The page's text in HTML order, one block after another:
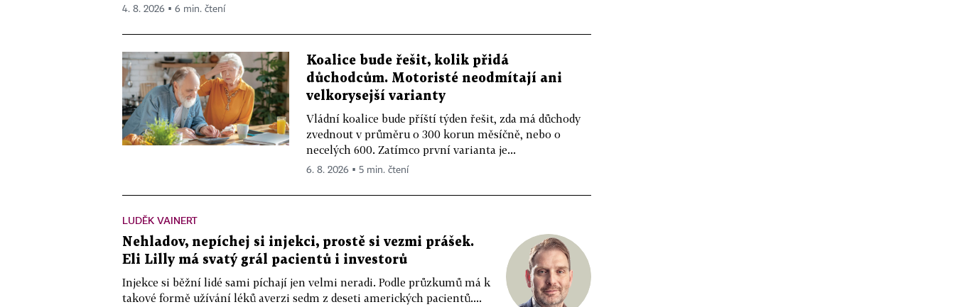
4. 8. 2026 ▪ 6 min. čtení
Koalice bude řešit, kolik přidá
důchodcům. Motoristé neodmítají ani
velkorysejší varianty
Vládní koalice bude příští týden řešit, zda má důchody
zvednout v průměru o 300 korun měsíčně, nebo o
necelých 600. Zatímco první varianta je...
6. 8. 2026 ▪ 5 min. čtení
LUDĚK VAINERT
Nehladov, nepíchej si injekci, prostě si vezmi prášek.
Eli Lilly má svatý grál pacientů i investorů
Injekce si běžní lidé sami píchají jen velmi neradi. Podle průzkumů má k
takové formě užívání léků averzi sedm z deseti amerických pacientů....